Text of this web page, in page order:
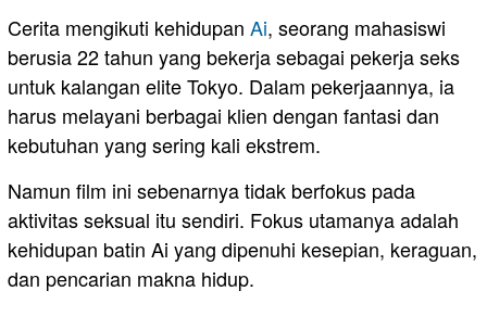
Cerita mengikuti kehidupan Ai, seorang mahasiswi
berusia 22 tahun yang bekerja sebagai pekerja seks
untuk kalangan elite Tokyo. Dalam pekerjaannya, ia
harus melayani berbagai klien dengan fantasi dan
kebutuhan yang sering kali ekstrem.
Namun film ini sebenarnya tidak berfokus pada
aktivitas seksual itu sendiri. Fokus utamanya adalah
kehidupan batin Ai yang dipenuhi kesepian, keraguan,
dan pencarian makna hidup.